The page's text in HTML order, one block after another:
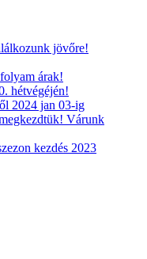
jövőre!
árak!
hétvégéjén!
2024 jan 03-ig
Várunk
kezdés 2023